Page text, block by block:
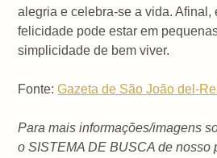
alegria e celebra-se a vida. Afinal,
felicidade pode estar em
simplicidade de bem viver.
Fonte:Gazeta de São João del-
Para mais informações/imagens
o SISTEMA DE BUSCA de nosso